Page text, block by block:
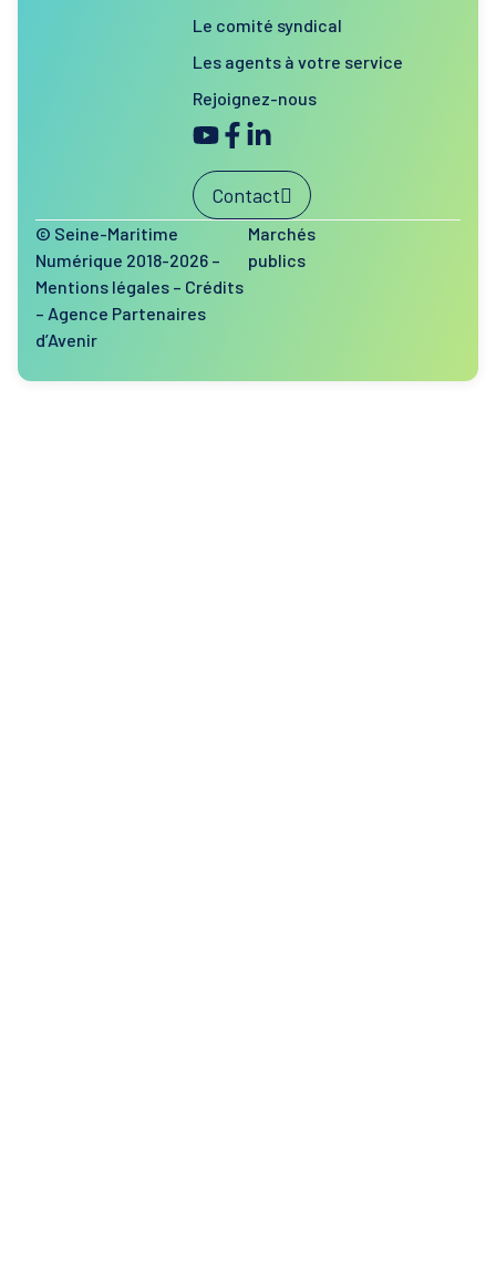
Le comité syndical
Les agents à votre service
Rejoignez-nous
Contact
© Seine-Maritime
Numérique 2018-2026 –
Mentions légales – Crédits
– Agence Partenaires
d’Avenir
Marchés
publics